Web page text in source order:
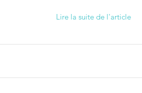
Lire la suite de l'article